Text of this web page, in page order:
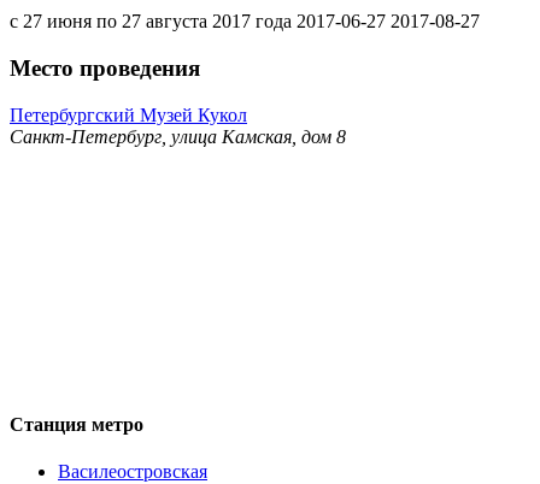
с 27 июня по 27 августа 2017 года 2017-06-27 2017-08-27
Место проведения
Петербургский Музей Кукол
Санкт-Петербург, улица Камская, дом 8
Станция метро
Василеостровская